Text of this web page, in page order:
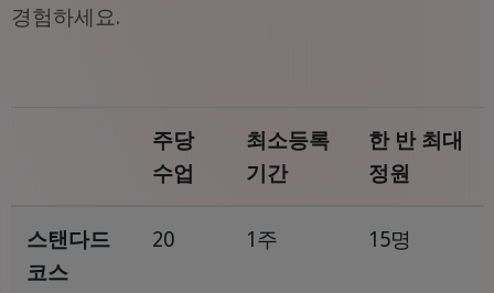
경험하세요.
주당
수업
최소등록
기간
한 반 최대
정원
스탠다드
코스
20 1주 15명